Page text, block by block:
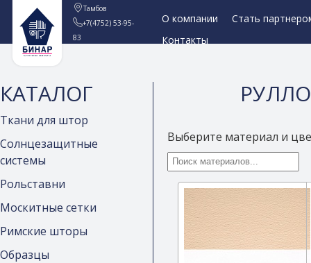
Тамбов
+7(4752) 53-95-
83
О компании
Стать
Контакты
КАТАЛОГ
Ткани для штор
Солнцезащитные
системы
Рольставни
Москитные сетки
Римские шторы
Образцы
Выберите материал и